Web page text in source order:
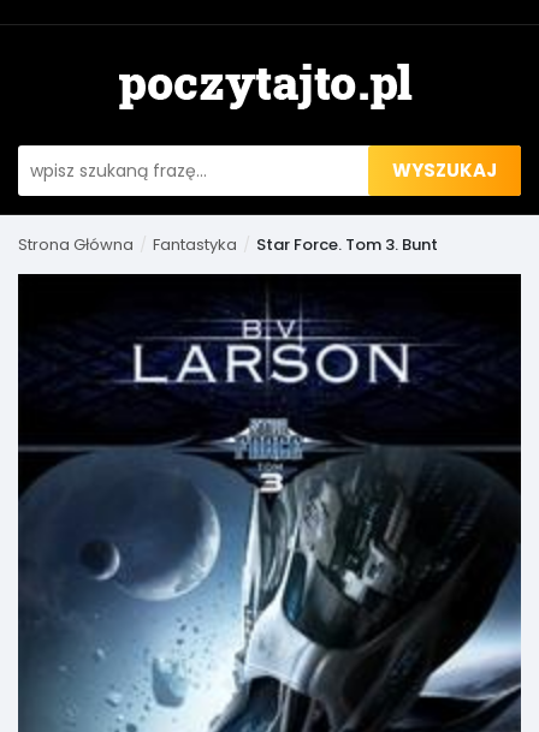
WYSZUKAJ
Strona Główna Fantastyka Star Force. Tom 3. Bunt